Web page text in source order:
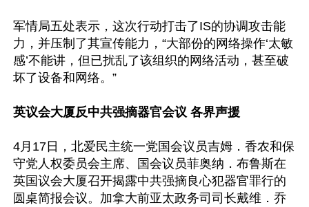
军情局五处表示，这次行动打击了IS的协调攻击能
力，并压制了其宣传能力，“大部份的网络操作‘太敏
感’不能讲，但已扰乱了该组织的网络活动，甚至破
坏了设备和网络。”
英议会大厦反中共强摘器官会议 各界声援
4月17日，北爱民主统一党国会议员吉姆．香农和保
守党人权委员会主席、国会议员菲奥纳．布鲁斯在
英国议会大厦召开揭露中共强摘良心犯器官罪行的
圆桌简报会议。加拿大前亚太政务司司长戴维．乔